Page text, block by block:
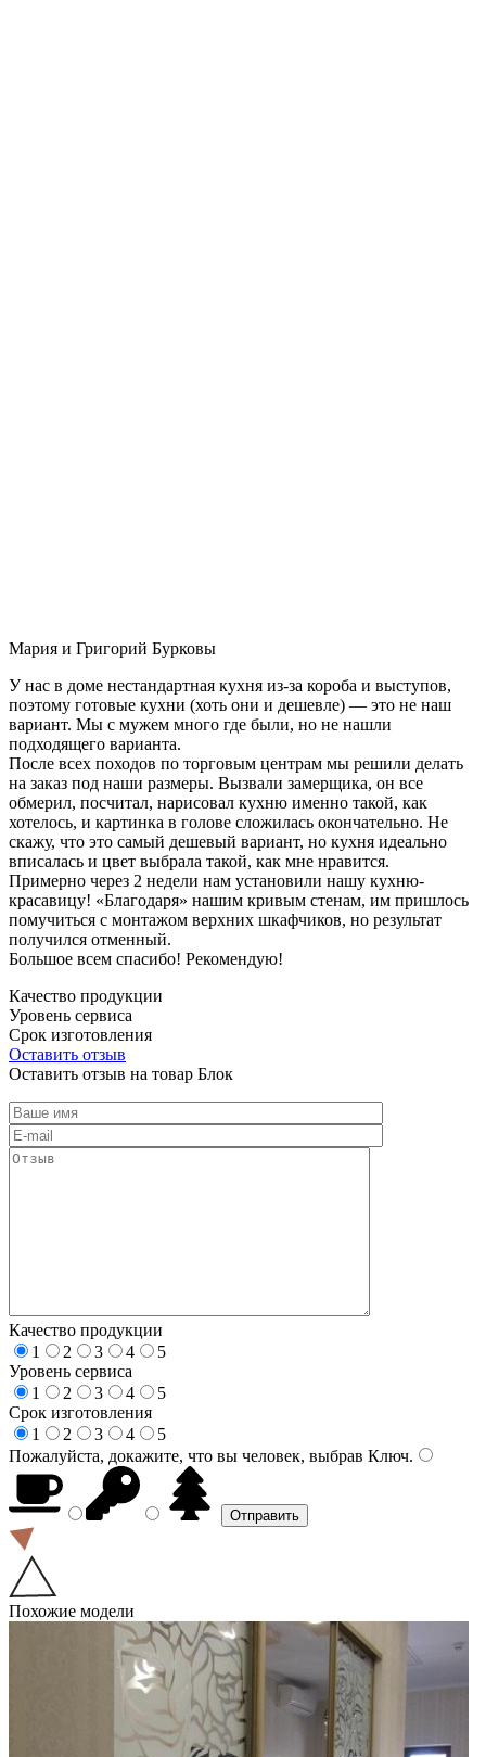
Мария и Григорий Бурковы
У нас в доме нестандартная кухня из-за короба и выступов,
поэтому готовые кухни (хоть они и дешевле) — это не наш
вариант. Мы с мужем много где были, но не нашли
подходящего варианта.
После всех походов по торговым центрам мы решили делать
на заказ под наши размеры. Вызвали замерщика, он все
обмерил, посчитал, нарисовал кухню именно такой, как
хотелось, и картинка в голове сложилась окончательно. Не
скажу, что это самый дешевый вариант, но кухня идеально
вписалась и цвет выбрала такой, как мне нравится.
Примерно через 2 недели нам установили нашу кухню-
красавицу! «Благодаря» нашим кривым стенам, им пришлось
помучиться с монтажом верхних шкафчиков, но результат
получился отменный.
Большое всем спасибо! Рекомендую!
Качество продукции
Уровень сервиса
Срок изготовления
Оставить отзыв
Оставить отзыв на товар Блок
Качество продукции
1
2 3 4
5
Уровень сервиса
1
2 3 4
5
Срок изготовления
1
2 3 4
5
Пожалуйста, докажите, что вы человек, выбрав Ключ.
Похожие модели